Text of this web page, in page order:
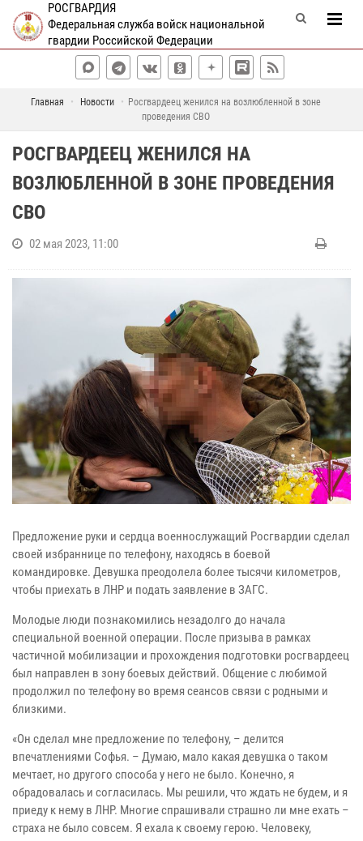
РОСГВАРДИЯ
Федеральная служба войск национальной
гвардии Российской Федерации
Главная Новости
Росгвардеец женился на возлюбленной в зоне
проведения СВО
РОСГВАРДЕЕЦ ЖЕНИЛСЯ НА
ВОЗЛЮБЛЕННОЙ В ЗОНЕ ПРОВЕДЕНИЯ
СВО
02 мая 2023, 11:00
Предложение руки и сердца военнослужащий Росгвардии сделал
своей избраннице по телефону, находясь в боевой
командировке. Девушка преодолела более тысячи километров,
чтобы приехать в ЛНР и подать заявление в ЗАГС.
Молодые люди познакомились незадолго до начала
специальной военной операции. После призыва в рамках
частичной мобилизации и прохождения подготовки росгвардеец
был направлен в зону боевых действий. Общение с любимой
продолжил по телефону во время сеансов связи с родными и
близкими.
«Он сделал мне предложение по телефону, – делится
впечатлениями Софья. – Думаю, мало какая девушка о таком
мечтает, но другого способа у него не было. Конечно, я
обрадовалась и согласилась. Мы решили, что ждать не будем, и я
приеду к нему в ЛНР. Многие спрашивали страшно ли мне ехать –
страха не было совсем. Я ехала к своему герою. Человеку,